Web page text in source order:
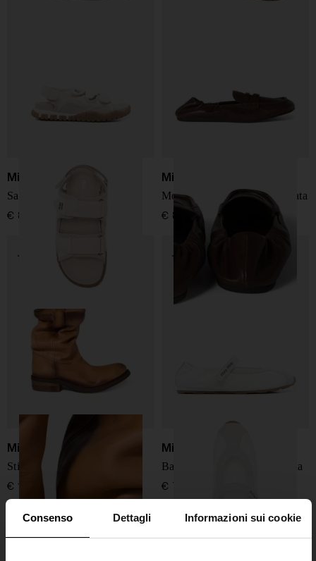
Consenso Dettagli Informazioni sui cookie
Miu Miu
Sandali slingback Tyre
€ 880,00
Miu Miu
Mocassini in pelle scamosciata
€ 890,00
Miu Miu
Stivali in pelle Foule
€ 1.800,00
Miu Miu
Ballerine in pelle scamosciata
€ 760,00